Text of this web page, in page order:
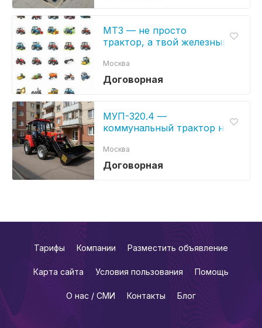
МТЗ — не просто
трактор, а твой железный
Договорная
Москва
МУП-320.4 —
коммунальный трактор на
Договорная
Москва
Тарифы Компании Разместить объявление
Карта сайта Условия пользования Помощь
О нас / СМИ Контакты Блог